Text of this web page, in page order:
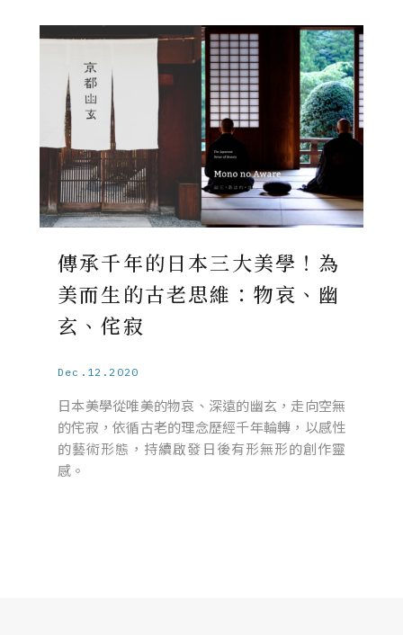
傳承千年的日本三大美學！為
美而生的古老思維：物哀、幽
玄、侘寂
Dec.12.2020
日本美學從唯美的物哀、深遠的幽玄，走向空無
的侘寂，依循古老的理念歷經千年輪轉，以感性
的藝術形態，持續啟發日後有形無形的創作靈
感。